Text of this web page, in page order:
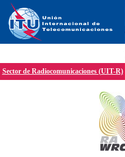
Sector de Radiocomunicaciones (UIT-R)